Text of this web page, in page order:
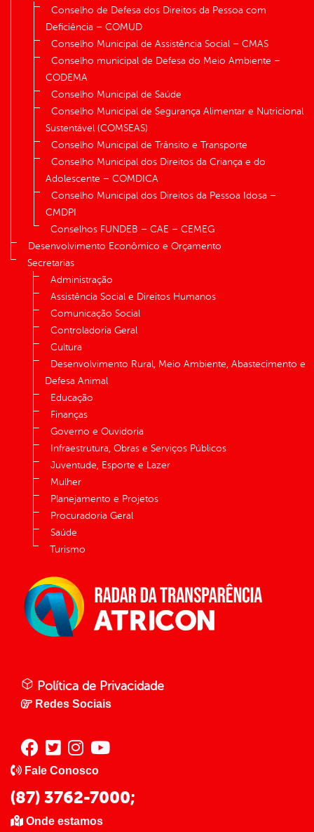
Conselho de Defesa dos Direitos da Pessoa com
Deficiência – COMUD
Conselho Municipal de Assistência Social – CMAS
Conselho municipal de Defesa do Meio Ambiente –
CODEMA
Conselho Municipal de Saúde
Conselho Municipal de Segurança Alimentar e Nutricional
Sustentável (COMSEAS)
Conselho Municipal de Trânsito e Transporte
Conselho Municipal dos Direitos da Criança e do
Adolescente – COMDICA
Conselho Municipal dos Direitos da Pessoa Idosa –
CMDPI
Conselhos FUNDEB – CAE – CEMEG
Desenvolvimento Econômico e Orçamento
Secretarias
Administração
Assistência Social e Direitos Humanos
Comunicação Social
Controladoria Geral
Cultura
Desenvolvimento Rural, Meio Ambiente, Abastecimento e
Defesa Animal
Educação
Finanças
Governo e Ouvidoria
Infraestrutura, Obras e Serviços Públicos
Juventude, Esporte e Lazer
Mulher
Planejamento e Projetos
Procuradoria Geral
Saúde
Turismo
Política de Privacidade
Redes Sociais
Fale Conosco
(87) 3762-7000;
Onde estamos